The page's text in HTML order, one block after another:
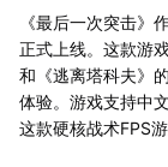
《最后一次突击》
正式上线。这款游
和《逃离塔科夫》
体验。游戏支持中
这款硬核战术FPS游